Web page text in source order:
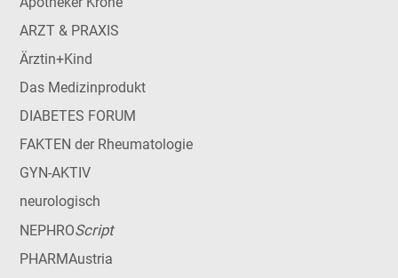
ARZT & PRAXIS
Ärztin+Kind
Das Medizinprodukt
DIABETES FORUM
FAKTEN der Rheumatologie
GYN-AKTIV
neurologisch
NEPHROScript
PHARMAustria